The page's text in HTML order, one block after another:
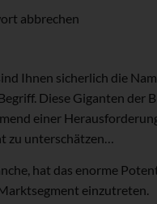
abbrechen
Ihnen sicherlich die
Diese Giganten der
einer
zu unterschätzen…
hat das enorme
einzutreten.